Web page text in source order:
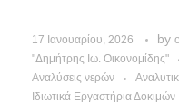
17 Ιανουαρίου, 2026 by
"Δημήτρης Ιω. Οικονομίδης"
Αναλύσεις νερών
Ιδιωτικά Εργαστήρια Δοκιμών